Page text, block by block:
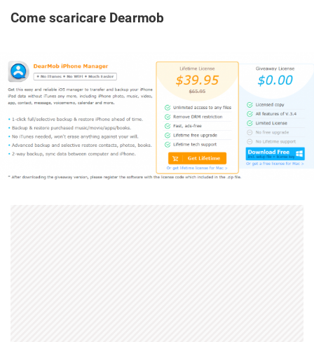
Come scaricare Dearmob